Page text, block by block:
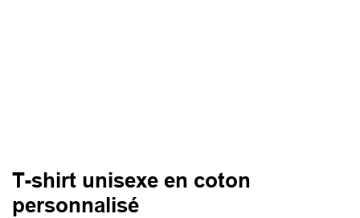
T-shirt unisexe en coton
personnalisé